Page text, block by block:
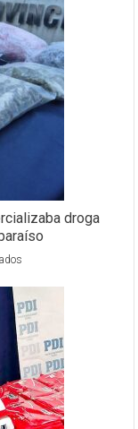
droga
organización
que
comercializaba
droga
entre
estudiantes
universitarios
de